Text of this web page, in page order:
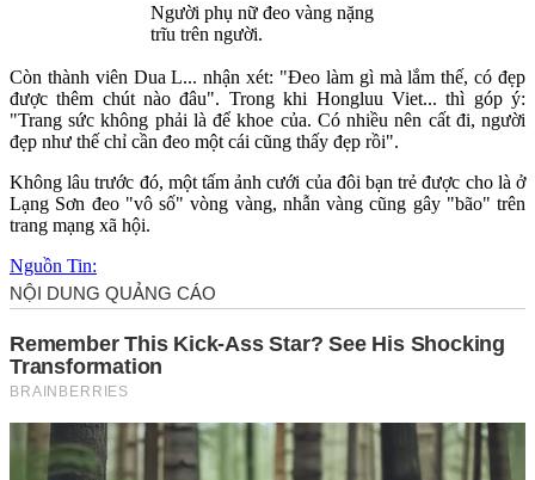
Người phụ nữ đeo vàng nặng
trĩu trên người.
Còn thành viên Dua L... nhận xét: "Đeo làm gì mà lắm thế, có đẹp
được thêm chút nào đâu". Trong khi Hongluu Viet... thì góp ý:
"Trang sức không phải là để khoe của. Có nhiều nên cất đi, người
đẹp như thế chỉ cần đeo một cái cũng thấy đẹp rồi".
Không lâu trước đó, một tấm ảnh cưới của đôi bạn trẻ được cho là ở
Lạng Sơn đeo "vô số" vòng vàng, nhẫn vàng cũng gây "bão" trên
trang mạng xã hội.
Nguồn Tin: